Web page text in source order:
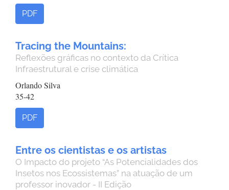
PDF
Tracing the Mountains:
Reflexões gráficas no contexto da Crítica
Infraestrutural e crise climática
Orlando Silva
35-42
PDF
Entre os cientistas e os artistas
O Impacto do projeto “As Potencialidades dos
Insetos nos Ecossistemas” na atuação de um
professor inovador - II Edição